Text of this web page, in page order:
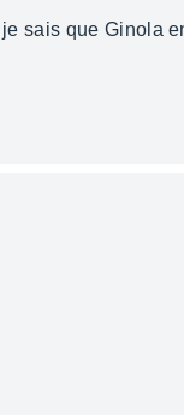
sais que Ginola